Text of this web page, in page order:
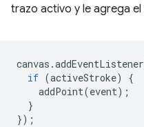
trazo activo y le agrega
canvas .addEventListener
if (activeStroke)
{
addPoint(event);
}
});